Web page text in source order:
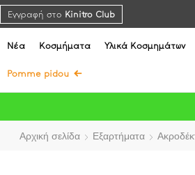
Εγγραφή στο Kinitro Club
Νέα Κοσμήματα Υλικά Κοσμημάτων
Pomme pidou
Αρχική σελίδα Εξαρτήματα